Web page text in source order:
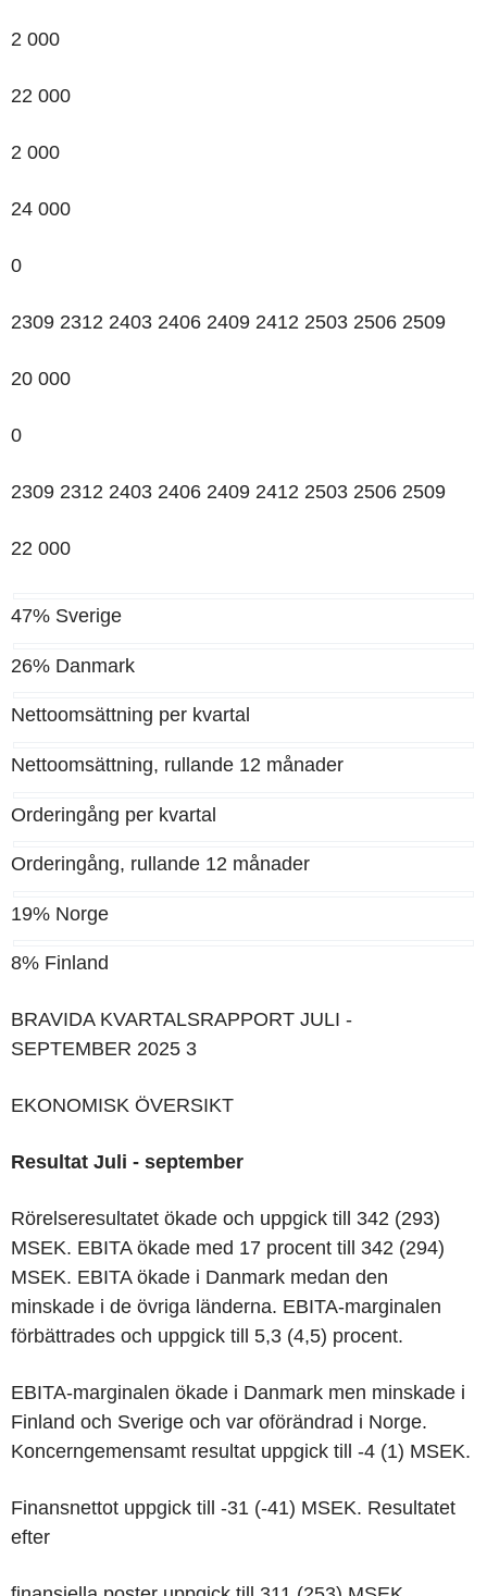
2 000
22 000
2 000
24 000
0
2309 2312 2403 2406 2409 2412 2503 2506 2509
20 000
0
2309 2312 2403 2406 2409 2412 2503 2506 2509
22 000
47% Sverige
26% Danmark
Nettoomsättning per kvartal
Nettoomsättning, rullande 12 månader
Orderingång per kvartal
Orderingång, rullande 12 månader
19% Norge
8% Finland
BRAVIDA KVARTALSRAPPORT JULI -
SEPTEMBER 2025 3
EKONOMISK ÖVERSIKT
Resultat Juli - september
Rörelseresultatet ökade och uppgick till 342 (293)
MSEK. EBITA ökade med 17 procent till 342 (294)
MSEK. EBITA ökade i Danmark medan den
minskade i de övriga länderna. EBITA-marginalen
förbättrades och uppgick till 5,3 (4,5) procent.
EBITA-marginalen ökade i Danmark men minskade i
Finland och Sverige och var oförändrad i Norge.
Koncerngemensamt resultat uppgick till -4 (1) MSEK.
Finansnettot uppgick till -31 (-41) MSEK. Resultatet
efter